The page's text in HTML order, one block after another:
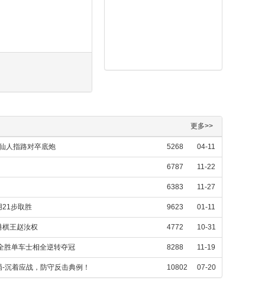
更多>>
人指路对卒底炮 5268 04-11
6787 11-22
6383 11-27
21步取胜 9623 01-11
王赵汝权 4772 10-31
胜单车士相全逆转夺冠 8288 11-19
着应战，防守反击典例！ 10802 07-20